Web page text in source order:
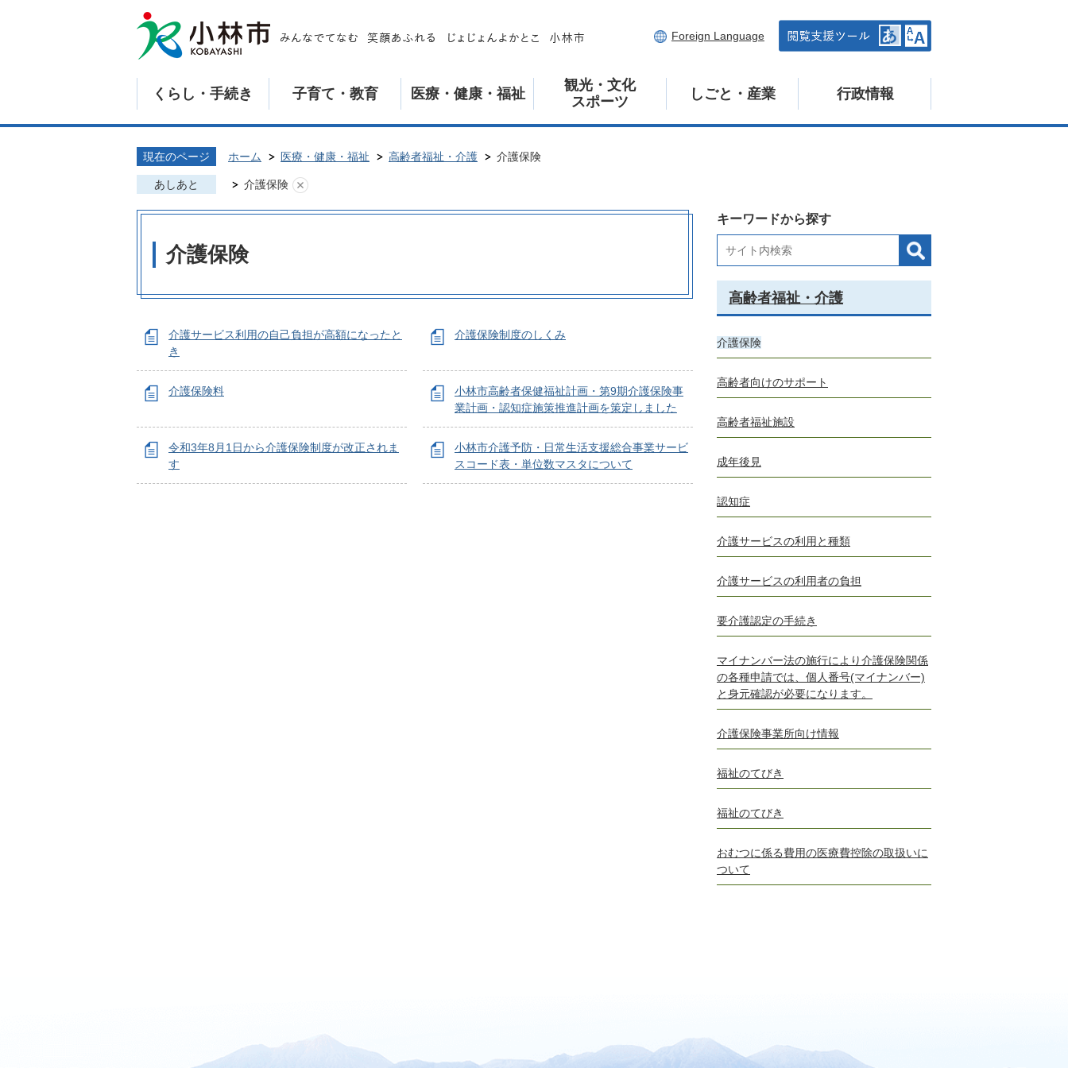
Foreign Language
くらし・手続き 子育て・教育 医療・健康・福祉
観光・文化
スポーツ
しごと・産業 行政情報
現在のページ ホーム 医療・健康・福祉 高齢者福祉・介護 介護保険
あしあと 介護保険
介護保険
介護サービス利用の自己負担が高額になったと
き
介護保険制度のしくみ
介護保険料
小林市高齢者保健福祉計画・第9期介護保険事
業計画・認知症施策推進計画を策定しました
令和3年8月1日から介護保険制度が改正されま
す
小林市介護予防・日常生活支援総合事業サービ
スコード表・単位数マスタについて
キーワードから探す
高齢者福祉・介護
介護保険
高齢者向けのサポート
高齢者福祉施設
成年後見
認知症
介護サービスの利用と種類
介護サービスの利用者の負担
要介護認定の手続き
マイナンバー法の施行により介護保険関係
の各種申請では、個人番号(マイナンバー)
と身元確認が必要になります。
介護保険事業所向け情報
福祉のてびき
福祉のてびき
おむつに係る費用の医療費控除の取扱いに
ついて